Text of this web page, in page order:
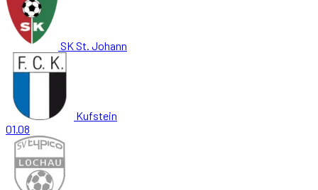
SK St. Johann
Kufstein
01.08